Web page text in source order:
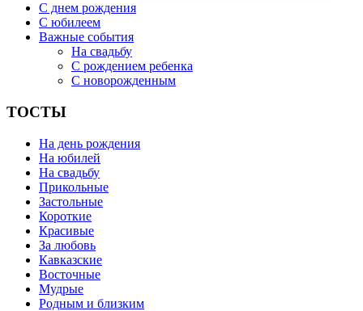
С днем рождения
С юбилеем
Важные события
На свадьбу
С рождением ребенка
С новорожденным
ТОСТЫ
На день рождения
На юбилей
На свадьбу
Прикольные
Застольные
Короткие
Красивые
За любовь
Кавказские
Восточные
Мудрые
Родным и близким